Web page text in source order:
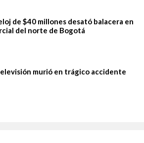
de $40 millones desató balacera en
del norte de Bogotá
murió en trágico accidente